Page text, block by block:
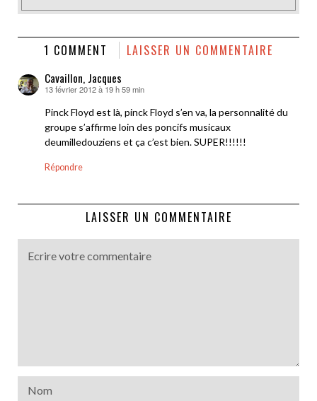
1 COMMENT LAISSER UN COMMENTAIRE
Cavaillon, Jacques
dit :
13 février 2012 à 19 h 59 min
Pinck Floyd est là, pinck Floyd s’en va, la personnalité du
groupe s’affirme loin des poncifs musicaux
deumilledouziens et ça c’est bien. SUPER!!!!!!
Répondre
LAISSER UN COMMENTAIRE